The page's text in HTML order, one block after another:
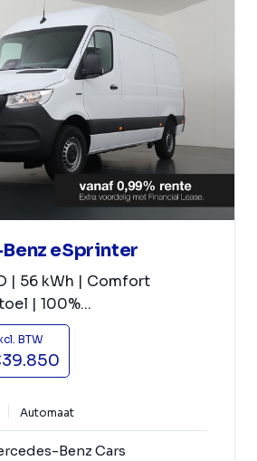
eSprinter
| 56 kWh | Comfort
| 100%...
BTW
Automaat
Benz Cars